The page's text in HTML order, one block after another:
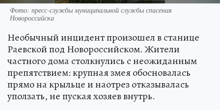
Фото: пресс-службы муниципальной службы спасения
Новороссийска
Необычный инцидент произошел в станице
Раевской под Новороссийском. Жители
частного дома столкнулись с неожиданным
препятствием: крупная змея обосновалась
прямо на крыльце и наотрез отказывалась
уползать, не пуская хозяев внутрь.